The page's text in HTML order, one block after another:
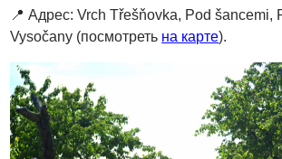
📍 Адрес: Vrch Třešňovka, Pod šancemi,
Vysočany (посмотреть на карте).